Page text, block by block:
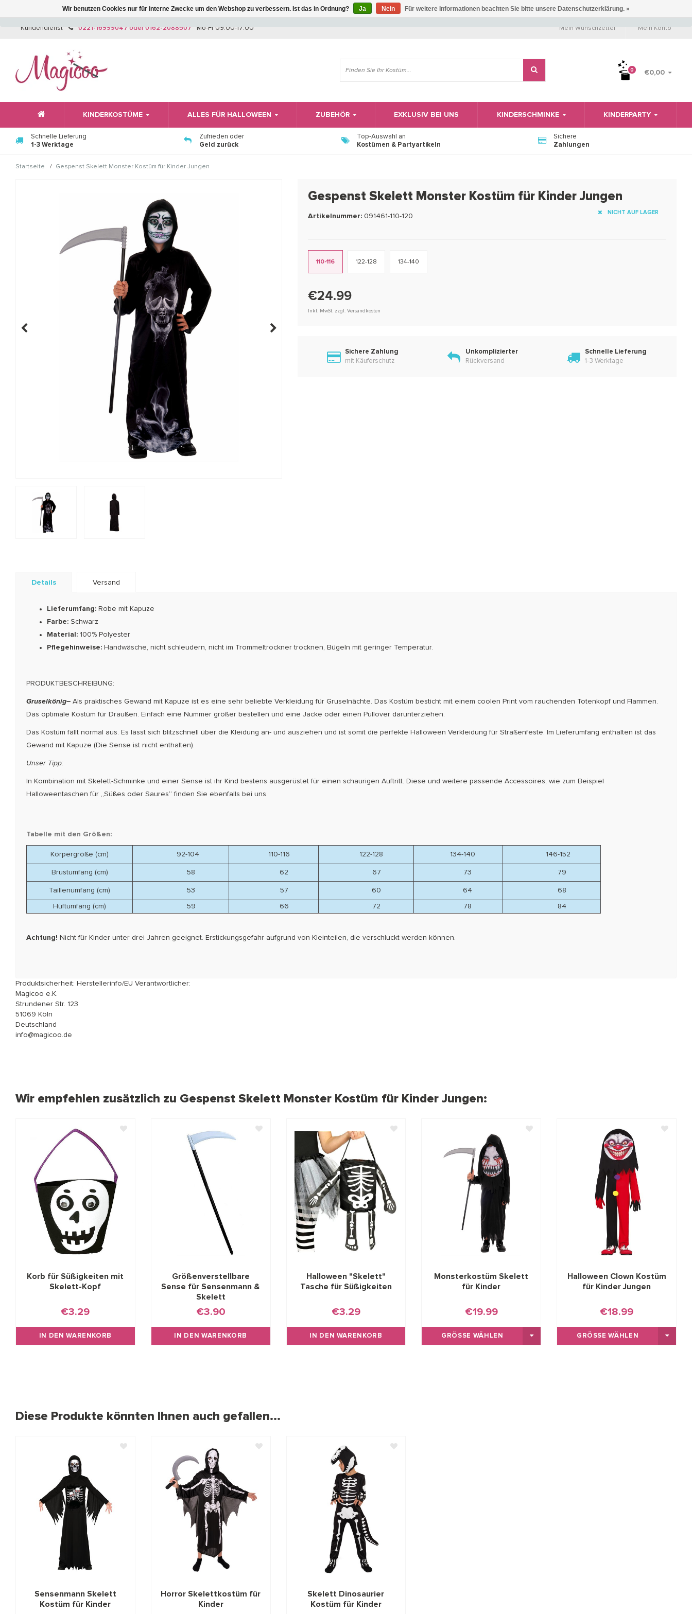
Wir haben Betriebsferien, daher können Sie derzeit nicht bestellen.
Kundendienst 0221-16999047 oder 0162-2088507 Mo-Fr 09:00-17:00 Mein Wunschzettel Mein Konto
0 €0,00
KINDERKOSTÜME ALLES FÜR HALLOWEEN ZUBEHÖR EXKLUSIV BEI UNS KINDERSCHMINKE KINDERPARTY
Schnelle Lieferung
1-3 Werktage
Zufrieden oder
Geld zurück
Top-Auswahl an
Kostümen & Partyartikeln
Sichere
Zahlungen
Startseite / Gespenst Skelett Monster Kostüm für Kinder Jungen
Gespenst Skelett Monster Kostüm für Kinder Jungen
Artikelnummer:091461-110-120
NICHT AUF LAGER
110-116 122-128 134-140
€24.99
Inkl. MwSt. zzgl. Versandkosten
Sichere Zahlung
mit Käuferschutz
Unkomplizierter
Rückversand
Schnelle Lieferung
1-3 Werktage
Details Versand
Lieferumfang: Robe mit Kapuze
Farbe: Schwarz
Material: 100% Polyester
Pflegehinweise: Handwäsche, nicht schleudern, nicht im Trommeltrockner trocknen, Bügeln mit geringer Temperatur.
PRODUKTBESCHREIBUNG:
Gruselkönig– Als praktisches Gewand mit Kapuze ist es eine sehr beliebte Verkleidung für Gruselnächte. Das Kostüm besticht mit einem coolen Print vom rauchenden Totenkopf und Flammen.
Das optimale Kostüm für Draußen. Einfach eine Nummer größer bestellen und eine Jacke oder einen Pullover darunterziehen.
Das Kostüm fällt normal aus. Es lässt sich blitzschnell über die Kleidung an- und ausziehen und ist somit die perfekte Halloween Verkleidung für Straßenfeste. Im Lieferumfang enthalten ist das
Gewand mit Kapuze (Die Sense ist nicht enthalten).
Unser Tipp:
In Kombination mit Skelett-Schminke und einer Sense ist ihr Kind bestens ausgerüstet für einen schaurigen Auftritt. Diese und weitere passende Accessoires, wie zum Beispiel
Halloweentaschen für „Süßes oder Saures“ finden Sie ebenfalls bei uns.
Tabelle mit den Größen:
Körpergröße (cm) 92-104 110-116 122-128 134-140 146-152
Brustumfang (cm) 58 62 67 73 79
Taillenumfang (cm) 53 57 60 64 68
Hüftumfang (cm) 59 66 72 78 84
Achtung! Nicht für Kinder unter drei Jahren geeignet. Erstickungsgefahr aufgrund von Kleinteilen, die verschluckt werden können.
Produktsicherheit: Herstellerinfo/EU Verantwortlicher:
Magicoo e.K.
Strundener Str. 123
51069 Köln
Deutschland
info@magicoo.de
Wir empfehlen zusätzlich zu Gespenst Skelett Monster Kostüm für Kinder Jungen:
Korb für Süßigkeiten mit
Skelett-Kopf
€3.29
IN DEN WARENKORB
Größenverstellbare
Sense für Sensenmann &
Skelett
€3.90
IN DEN WARENKORB
Halloween "Skelett"
Tasche für Süßigkeiten
€3.29
IN DEN WARENKORB
Monsterkostüm Skelett
für Kinder
€19.99
GRÖSSE WÄHLEN
Halloween Clown Kostüm
für Kinder Jungen
€18.99
GRÖSSE WÄHLEN
Diese Produkte könnten Ihnen auch gefallen...
Sensenmann Skelett
Kostüm für Kinder
Horror Skelettkostüm für
Kinder
Skelett Dinosaurier
Kostüm für Kinder
Wir benutzen Cookies nur für interne Zwecke um den Webshop zu verbessern. Ist das in Ordnung? Ja Nein Für weitere Informationen beachten Sie bitte unsere Datenschutzerklärung. »